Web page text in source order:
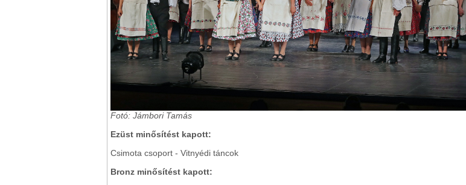
Fotó: Jámbori Tamás
Ezüst minősítést kapott:
Csimota csoport - Vitnyédi táncok
Bronz minősítést kapott: